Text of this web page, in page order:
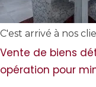
C'est arrivé à nos
Vente de biens
opération pour